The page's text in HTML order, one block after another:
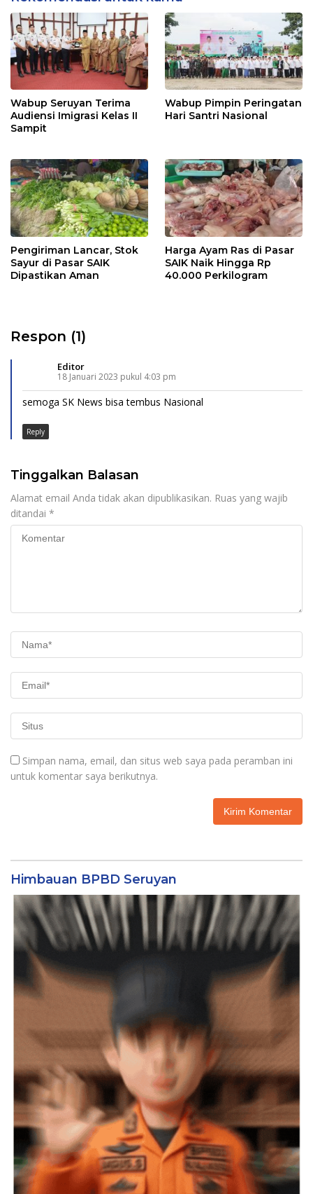
Wabup Seruyan Terima
Audiensi Imigrasi Kelas II
Sampit
Wabup Pimpin Peringatan
Hari Santri Nasional
Pengiriman Lancar, Stok
Sayur di Pasar SAIK
Dipastikan Aman
Harga Ayam Ras di Pasar
SAIK Naik Hingga Rp
40.000 Perkilogram
Respon (1)
Editor
18 Januari 2023 pukul 4:03 pm
semoga SK News bisa tembus Nasional
Reply
Tinggalkan Balasan
Alamat email Anda tidak akan dipublikasikan. Ruas yang wajib
ditandai *
Simpan nama, email, dan situs web saya pada peramban ini
untuk komentar saya berikutnya.
Himbauan BPBD Seruyan